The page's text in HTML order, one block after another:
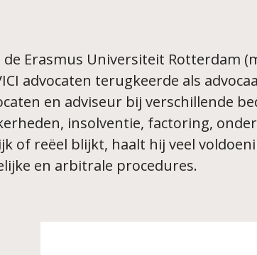
Erasmus Universiteit Rotterdam
advocaten terugkeerde als
en adviseur bij verschillende
insolventie, factoring,
of reëel blijkt, haalt hij veel
en arbitrale procedures.